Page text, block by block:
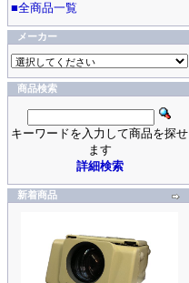
■全商品一覧
メーカー
商品検索
キーワードを入力して商品を探せ
ます
詳細検索
新着商品